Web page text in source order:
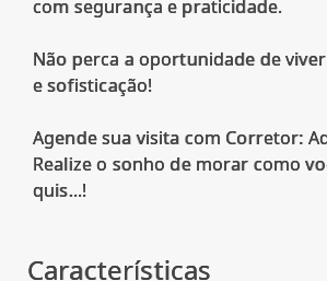
com segurança e praticidade.
Não perca a oportunidade de
e sofisticação!
Agende sua visita com Corretor:
Realize o sonho de morar como
quis...!
Características